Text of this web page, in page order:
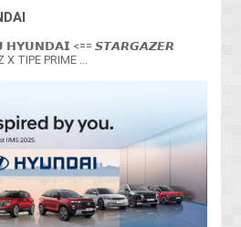
<== 𝙎𝙏𝘼𝙍𝙂𝘼𝙕𝙀𝙍
TIPE PRIME ...